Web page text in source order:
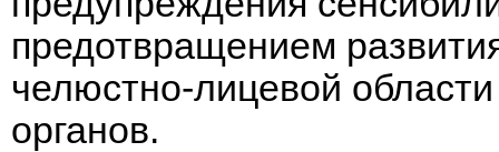
предотвращением
челюстно-лицевой
органов.